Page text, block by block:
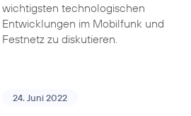
wichtigsten technologischen
Entwicklungen im Mobilfunk und
Festnetz zu diskutieren.
24. Juni 2022